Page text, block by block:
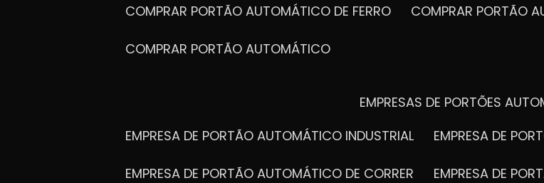
COMPRAR PORTÃO AUTOMÁTICO DE FERRO COMPRAR PORTÃO
COMPRAR PORTÃO AUTOMÁTICO
EMPRESAS DE PORTÕES
EMPRESA DE PORTÃO AUTOMÁTICO INDUSTRIAL
EMPRESA DE
EMPRESA DE PORTÃO AUTOMÁTICO DE CORRER EMPRESA DE